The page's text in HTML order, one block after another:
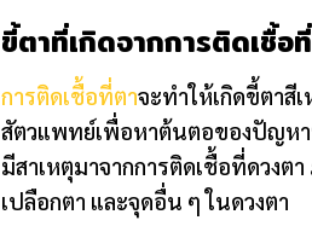
ขี้ตาที่เกิดจากการติดเชื้อ
การติดเชื้อที่ตาจะทำให้เกิดขี้ตาสี
สัตวแพทย์เพื่อหาต้นตอของปัญหา
มีสาเหตุมาจากการติดเชื้อที่ดวงต
เปลือกตา และจุดอื่น ๆ ในดวงตา